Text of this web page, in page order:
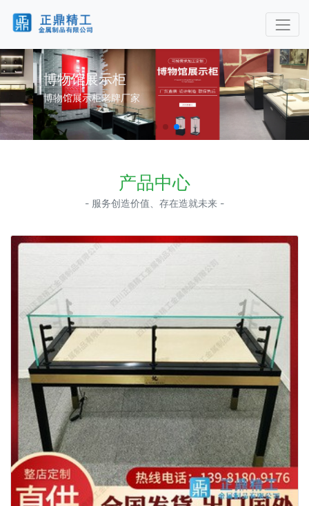
博物馆展示柜
博物馆展示柜老牌厂家
产品中心
- 服务创造价值、存在造就未来 -